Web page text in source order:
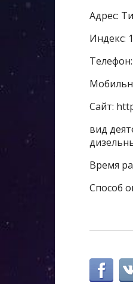
Адрес:
Индекс:
Сайт:
вид
Время
Способ